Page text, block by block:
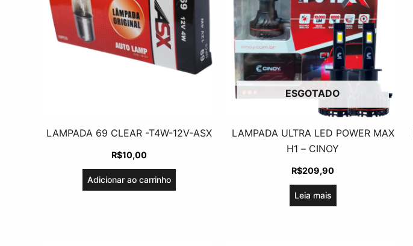
LAMPADA 69 CLEAR -T4W-12V-ASX
R$10,00
Adicionar ao carrinho
ESGOTADO
LAMPADA ULTRA LED POWER MAX
H1 – CINOY
R$209,90
Leia mais